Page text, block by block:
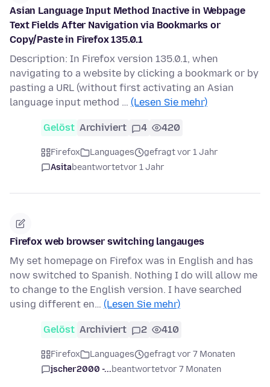
Asian Language Input Method Inactive in Webpage
Text Fields After Navigation via Bookmarks or
Copy/Paste in Firefox 135.0.1
Description: In Firefox version 135.0.1, when
navigating to a website by clicking a bookmark or by
pasting a URL (without first activating an Asian
language input method … (Lesen Sie mehr)
Gelöst Archiviert 4 420
Firefox Languages
gefragt vor 1 Jahr
Asitabeantwortetvor 1 Jahr
Firefox web browser switching langauges
My set homepage on Firefox was in English and has
now switched to Spanish. Nothing I do will allow me
to change to the English version. I have searched
using different en… (Lesen Sie mehr)
Gelöst Archiviert 2 410
Firefox Languages
gefragt vor 7 Monaten
jscher2000 -...beantwortetvor 7 Monaten